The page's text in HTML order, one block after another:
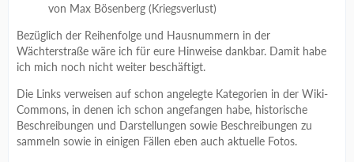
von Max Bösenberg (Kriegsverlust)
Bezüglich der Reihenfolge und Hausnummern in der
Wächterstraße wäre ich für eure Hinweise dankbar. Damit habe
ich mich noch nicht weiter beschäftigt.
Die Links verweisen auf schon angelegte Kategorien in der Wiki-
Commons, in denen ich schon angefangen habe, historische
Beschreibungen und Darstellungen sowie Beschreibungen zu
sammeln sowie in einigen Fällen eben auch aktuelle Fotos.